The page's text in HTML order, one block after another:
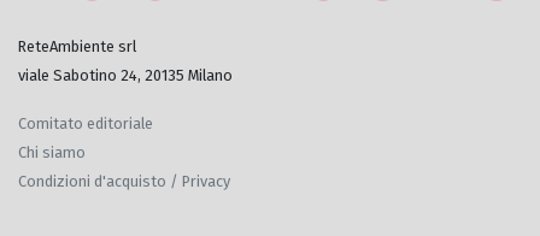
ReteAmbiente srl
viale Sabotino 24, 20135 Milano
Comitato editoriale
Chi siamo
Condizioni d'acquisto / Privacy